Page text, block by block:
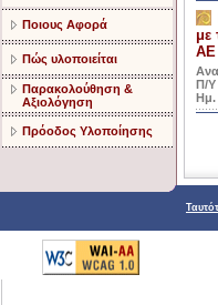
Ποιους Αφορά
Πώς υλοποιείται
Παρακολούθηση &
Αξιολόγηση
Πρόοδος Υλοποίησης
με
ΑΕ
Π/Υ
Ημ.